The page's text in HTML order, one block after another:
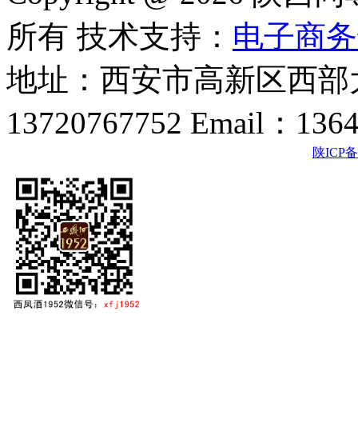
所有 技术支持： 电子商
地址：西安市高新区西
13720767752 Email：
陕ICP